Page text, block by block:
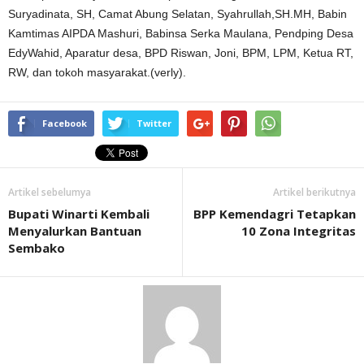
Suryadinata, SH, Camat Abung Selatan, Syahrullah,SH.MH, Babin
Kamtimas AIPDA Mashuri, Babinsa Serka Maulana, Pendping Desa
EdyWahid, Aparatur desa, BPD Riswan, Joni, BPM, LPM, Ketua RT,
RW, dan tokoh masyarakat.(verly).
Facebook Twitter
Artikel sebelumya
Bupati Winarti Kembali
Menyalurkan Bantuan
Sembako
Artikel berikutnya
BPP Kemendagri Tetapkan
10 Zona Integritas